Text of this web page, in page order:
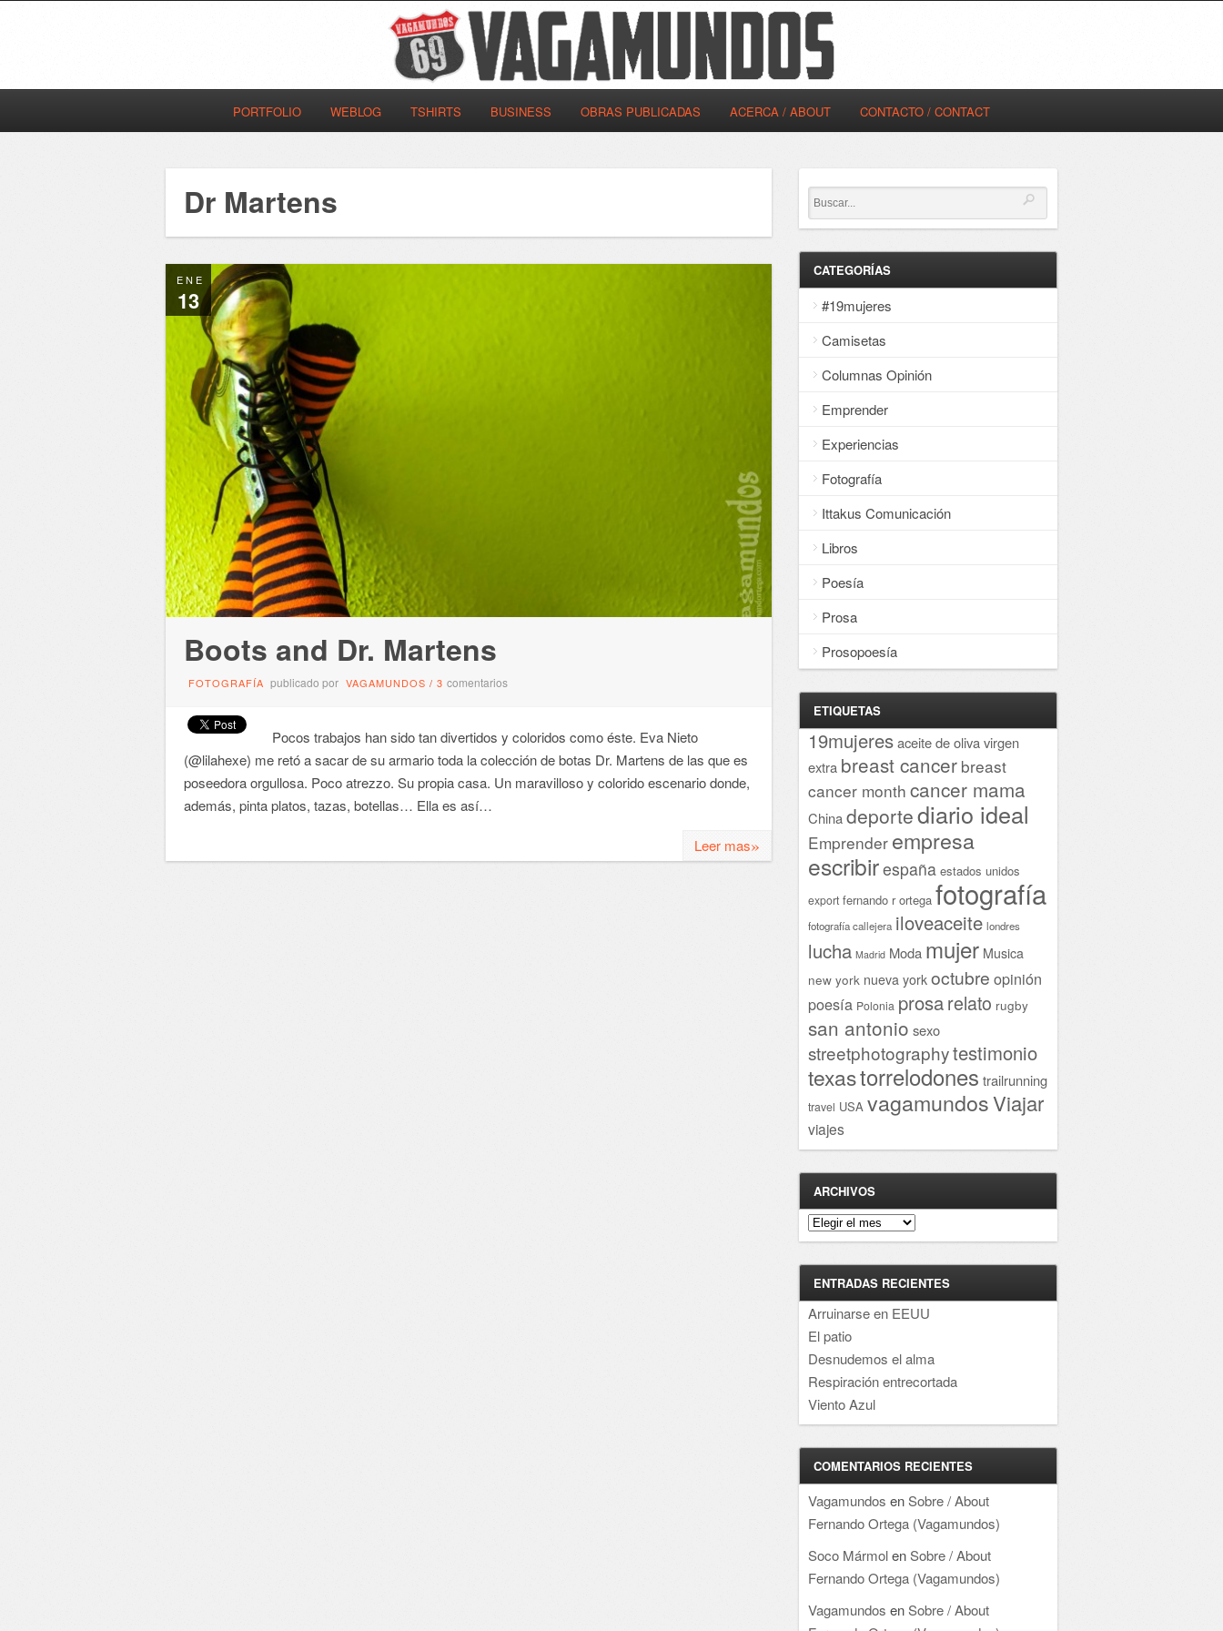
PORTFOLIO WEBLOG TSHIRTS BUSINESS OBRAS PUBLICADAS ACERCA / ABOUT CONTACTO / CONTACT
Dr Martens
ENE
13
Boots and Dr. Martens
FOTOGRAFÍA publicado por VAGAMUNDOS / 3 comentarios
Pocos trabajos han sido tan divertidos y coloridos como éste. Eva Nieto
(@lilahexe) me retó a sacar de su armario toda la colección de botas Dr. Martens de las que es
poseedora orgullosa. Poco atrezzo. Su propia casa. Un maravilloso y colorido escenario donde,
además, pinta platos, tazas, botellas… Ella es así…
Leer mas»
CATEGORÍAS
#19mujeres
Camisetas
Columnas Opinión
Emprender
Experiencias
Fotografía
Ittakus Comunicación
Libros
Poesía
Prosa
Prosopoesía
ETIQUETAS
19mujeresaceite de oliva virgen
extra breast cancer breast
cancer month cancer mama
Chinadeportediario ideal
Emprender empresa
escribirespaña estados unidos
export fernando r ortega fotografía
fotografía callejera iloveaceite londres
lucha Madrid Moda mujer Musica
new york nueva york octubre opinión
poesía Polonia prosarelato rugby
san antonio sexo
streetphotographytestimonio
texastorrelodones trailrunning
travel USA vagamundosViajar
viajes
ARCHIVOS
Archivos
ENTRADAS RECIENTES
Arruinarse en EEUU
El patio
Desnudemos el alma
Respiración entrecortada
Viento Azul
COMENTARIOS RECIENTES
Vagamundos enSobre / About
Fernando Ortega (Vagamundos)
Soco MármolenSobre / About
Fernando Ortega (Vagamundos)
Vagamundos enSobre / About